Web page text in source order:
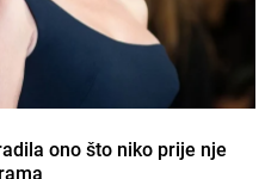
ono što niko prije nje